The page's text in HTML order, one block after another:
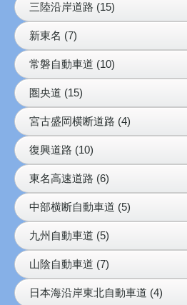
三陸沿岸道路 (15)
新東名 (7)
常磐自動車道 (10)
圏央道 (15)
宮古盛岡横断道路 (4)
復興道路 (10)
東名高速道路 (6)
中部横断自動車道 (5)
九州自動車道 (5)
山陰自動車道 (7)
日本海沿岸東北自動車道 (4)